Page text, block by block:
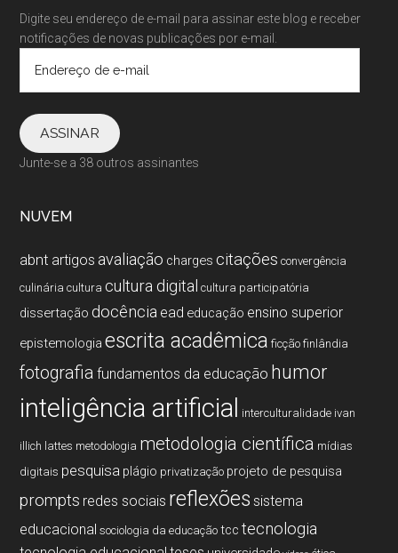
Digite seu endereço de e-mail para assinar este blog e receber
notificações de novas publicações por e-mail.
e-
mail
ASSINAR
Junte-se a 38 outros assinantes
NUVEM
abnt artigos avaliação charges citações convergência
culinária cultura cultura digital cultura participatória
dissertação docência ead educação ensino superior
epistemologia escrita acadêmica ficção finlândia
fotografia fundamentos da educação humor
inteligência artificial interculturalidade ivan
illich lattes metodologia metodologia cientí­fica mí­dias
digitais pesquisa plágio privatização projeto de pesquisa
prompts redes sociais reflexões sistema
educacional sociologia da educação tcc tecnologia